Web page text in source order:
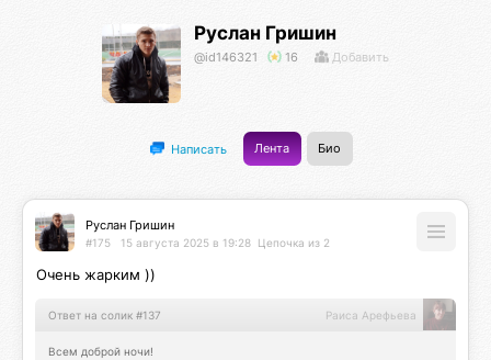
Руслан Гришин
@id146321 16 Добавить
Написать Лента Био
Руслан Гришин
#175 15 августа 2025 в 19:28 Цепочка из 2
Очень жарким ))
Ответ на солик #137 Раиса Арефьева
Всем доброй ночи!